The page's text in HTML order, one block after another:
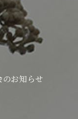
のお知らせ